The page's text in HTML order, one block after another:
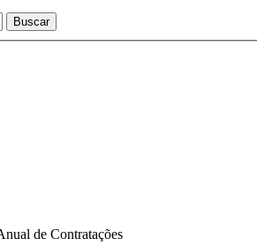
Buscar
de Contratações